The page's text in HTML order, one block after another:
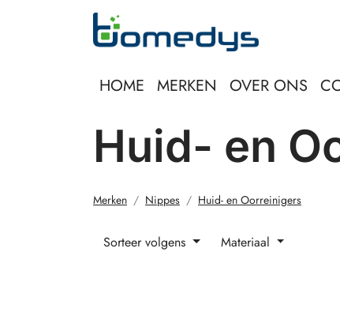
HOME MERKEN OVER ONS
Huid- en
Merken Nippes Huid- en Oorreinigers
Sorteer volgens Materiaal